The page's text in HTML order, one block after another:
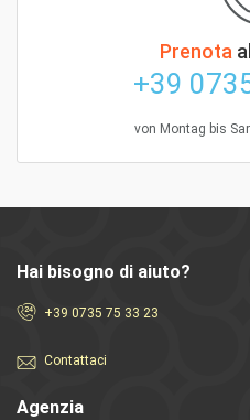
Prenota
+39
von Montag bis
Hai bisogno di aiuto?
+39 0735 75 33 23
Contattaci
Agenzia